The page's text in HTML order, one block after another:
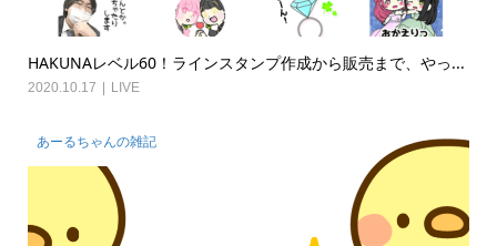
HAKUNAレベル60！ラインスタンプ作成から販売まで、やっ...
2020.10.17 LIVE
あーるちゃんの雑記